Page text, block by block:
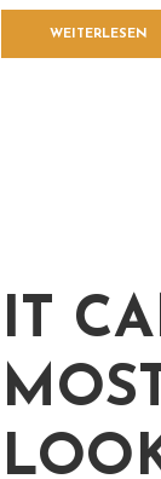
WEITERLESEN
IT